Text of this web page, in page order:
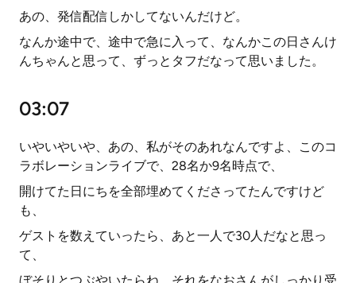
あの、発信配信しかしてないんだけど。
なんか途中で、途中で急に入って、なんかこの日さんけ
んちゃんと思って、ずっとタフだなって思いました。
03:07
いやいやいや、あの、私がそのあれなんですよ、このコ
ラボレーションライブで、28名か9名時点で、
開けてた日にちを全部埋めてくださってたんですけど
も、
ゲストを数えていったら、あと一人で30人だなと思っ
て、